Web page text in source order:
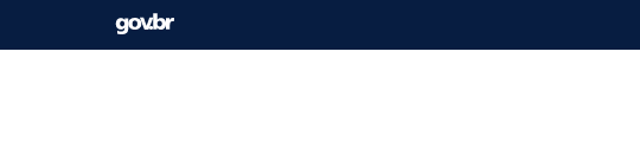
Skip to main content